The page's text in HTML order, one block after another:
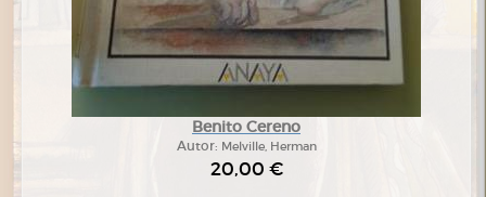
Benito Cereno
Autor: Melville, Herman
20,00 €